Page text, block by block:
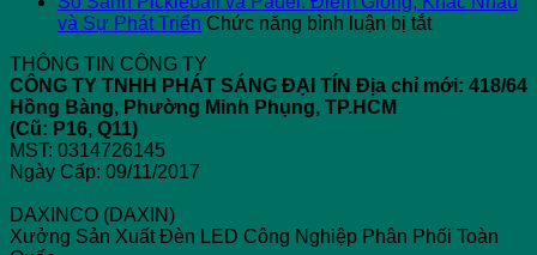
Điện
–
Chiếu
Sáng
Tính
Điện
Sử
Dụng
và Sự Phát Triển Chức năng bình luận bị tắtở
Pickleball
và
THÔNG TIN CÔNG TY
CÔNG TY TNHH PHÁT SÁNG ĐẠI TÍN Địa chỉ mới: 418/64
Hồng Bàng, Phường Minh Phụng, TP.HCM
(Cũ: P16, Q11)
MST: 0314726145
Ngày Cấp: 09/11/2017
DAXINCO (DAXIN)
Xưởng Sản Xuất Đèn LED Công Nghiệp Phân Phối Toàn